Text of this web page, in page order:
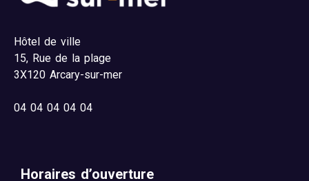
Hôtel de ville
15, Rue de la plage
3X120 Arcary-sur-mer
04 04 04 04 04
Horaires d’ouverture